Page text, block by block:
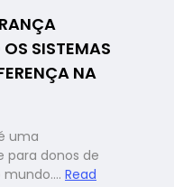
SISTEMAS
NA
uma
para donos de
Read